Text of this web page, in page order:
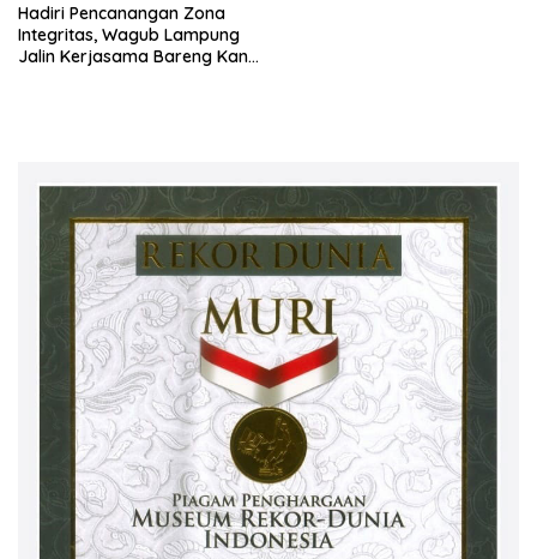
Hadiri Pencanangan Zona
Integritas, Wagub Lampung
Jalin Kerjasama Bareng Kanwil